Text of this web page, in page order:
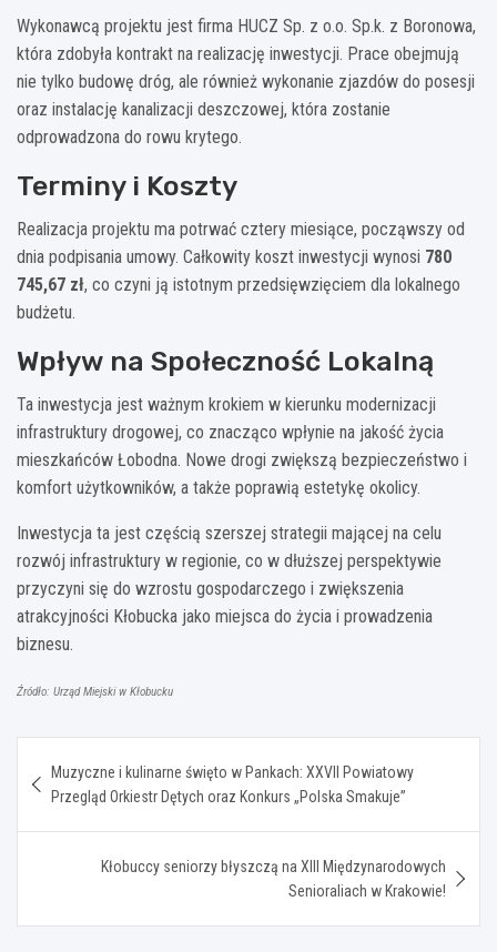
Wykonawcą projektu jest firma HUCZ Sp. z o.o. Sp.k. z Boronowa,
która zdobyła kontrakt na realizację inwestycji. Prace obejmują
nie tylko budowę dróg, ale również wykonanie zjazdów do posesji
oraz instalację kanalizacji deszczowej, która zostanie
odprowadzona do rowu krytego.
Terminy i Koszty
Realizacja projektu ma potrwać cztery miesiące, począwszy od
dnia podpisania umowy. Całkowity koszt inwestycji wynosi 780
745,67 zł, co czyni ją istotnym przedsięwzięciem dla lokalnego
budżetu.
Wpływ na Społeczność Lokalną
Ta inwestycja jest ważnym krokiem w kierunku modernizacji
infrastruktury drogowej, co znacząco wpłynie na jakość życia
mieszkańców Łobodna. Nowe drogi zwiększą bezpieczeństwo i
komfort użytkowników, a także poprawią estetykę okolicy.
Inwestycja ta jest częścią szerszej strategii mającej na celu
rozwój infrastruktury w regionie, co w dłuższej perspektywie
przyczyni się do wzrostu gospodarczego i zwiększenia
atrakcyjności Kłobucka jako miejsca do życia i prowadzenia
biznesu.
Źródło: Urząd Miejski w Kłobucku
wpisu
Muzyczne i kulinarne święto w Pankach: XXVII Powiatowy
Przegląd Orkiestr Dętych oraz Konkurs „Polska Smakuje”
Kłobuccy seniorzy błyszczą na XIII Międzynarodowych
Senioraliach w Krakowie!